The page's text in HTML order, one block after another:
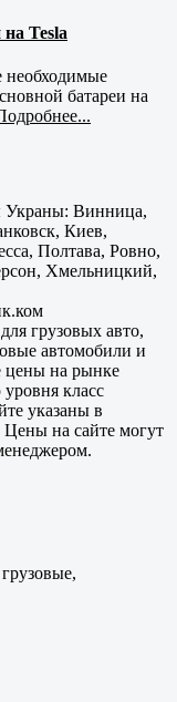
Tesla
необходимые
батареи на
Украны: Винница,
Киев,
Полтава, Ровно,
Хмельницкий,
грузовых авто,
автомобили и
цены на рынке
класс
указаны в
на сайте могут